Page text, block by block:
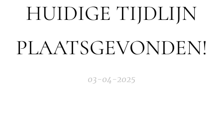
HUIDIGE TIJDLIJN
PLAATSGEVONDEN!
03-04-2025